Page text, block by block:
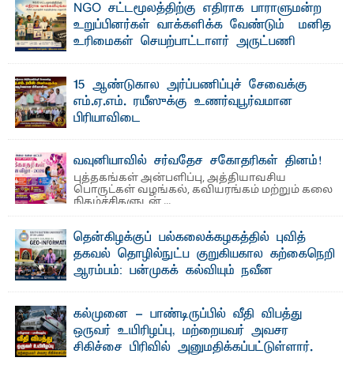
NGO சட்டமூலத்திற்கு எதிராக பாராளுமன்ற
உறுப்பினர்கள் வாக்களிக்க வேண்டும் – மனித
உரிமைகள் செயற்பாட்டாளர் அருட்பணி
ஜே. எப். காமிலா பேகம்- இ லங்கை அரசாங்கம் அரசுசாரா
அமைப்புகள் (NGO) தொடர்பான புதிய சட்டமூலத்தை ...
15 ஆண்டுகால அர்ப்பணிப்புச் சேவைக்கு
எம்.ஏ.எம். ரயீஸுக்கு உணர்வுபூர்வமான
பிரியாவிடை
வவுனியாவில் சர்வதேச சகோதரிகள் தினம்!
புத்தகங்கள் அன்பளிப்பு, அத்தியாவசிய
பொருட்கள் வழங்கல், கவியரங்கம் மற்றும் கலை
நிகழ்ச்சிகளுடன் ...
தென்கிழக்குப் பல்கலைக்கழகத்தில் புவித்
தகவல் தொழில்நுட்ப குறுகியகால கற்கைநெறி
ஆரம்பம்: பன்முகக் கல்வியும் நவீன
தொழில்நுட்பமும் காலத்தின் தேவை – பீடாதிபதி
பேராசிரியர் எம். எம். பாஸில்
தெ ன்கிழக்குப் பல்கலைக்கழகத்தின் கலை மற்றும் கலாசார
பீடத்தின் புவியியல் துறையினால் ...
கல்முனை - பாண்டிருப்பில் வீதி விபத்து
ஒருவர் உயிரிழப்பு, மற்றையவர் அவசர
சிகிச்சை பிரிவில் அனுமதிக்கப்பட்டுள்ளார்.